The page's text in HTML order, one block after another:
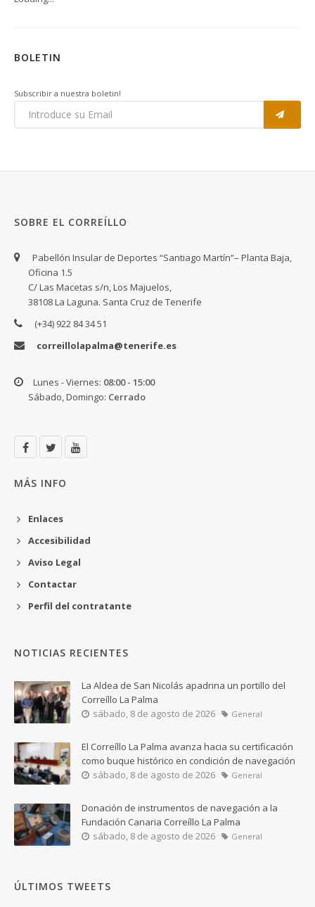
BOLETIN
Subscribir a nuestra boletin!
SOBRE EL CORREÍLLO
Pabellón Insular de Deportes “Santiago Martín”– Planta Baja,
Oficina 1.5
C/ Las Macetas s/n, Los Majuelos,
38108 La Laguna. Santa Cruz de Tenerife
(+34) 922 84 34 51
correillolapalma@tenerife.es
Lunes - Viernes: 08:00 - 15:00
Sábado, Domingo: Cerrado
MÁS INFO
Enlaces
Accesibilidad
Aviso Legal
Contactar
Perfil del contratante
NOTICIAS RECIENTES
La Aldea de San Nicolás apadrina un portillo del
Correíllo La Palma
sábado, 8 de agosto de 2026
General
El Correíllo La Palma avanza hacia su certificación
como buque histórico en condición de navegación
sábado, 8 de agosto de 2026
General
Donación de instrumentos de navegación a la
Fundación Canaria Correíllo La Palma
sábado, 8 de agosto de 2026
General
ÚLTIMOS TWEETS